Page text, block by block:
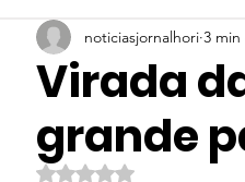
Virada
grande
noticiasjornalhori 3
Avaliado com NaN de 5